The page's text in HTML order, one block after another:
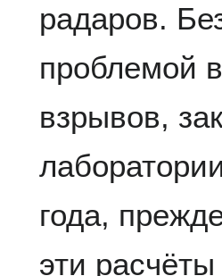
радаров.
проблемой
взрывов,
года,
эти